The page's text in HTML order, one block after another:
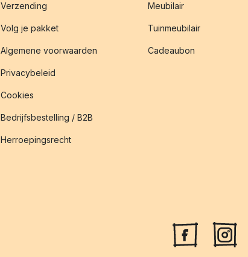
Verzending
Volg je pakket
Algemene voorwaarden
Privacybeleid
Cookies
Bedrijfsbestelling / B2B
Herroepingsrecht
Meubilair
Tuinmeubilair
Cadeaubon